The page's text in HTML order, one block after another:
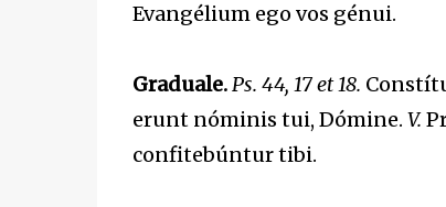
Evangélium ego vos génui.
Graduale.Ps. 44, 17 et 18.
erunt nóminis tui, Dómine. V.
confitebúntur tibi.